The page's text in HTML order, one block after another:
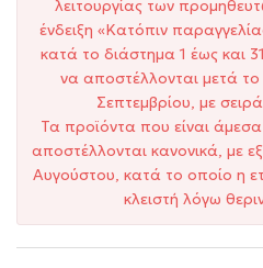
λειτουργίας των
ένδειξη «Κατόπιν
κατά το διάστημα 1 έως και
να αποστέλλονται μετά
Σεπτεμβρίου, με
Τα προϊόντα που είναι
αποστέλλονται κανονικά, με
Αυγούστου, κατά το οποίο η
κλειστή λόγω